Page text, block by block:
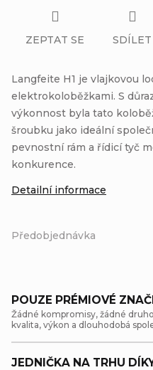
Předobjednávka
Langfeite H1 je vlajkovou
elektrokoloběžkami. S
výkonnost byla tato
šroubku jako ideální
pevnostní rám a řídicí tyč
konkurence.
Detailní informace
ZEPTAT SE SDÍLET
POUZE PRÉMIOVÉ
Žádné kompromisy, žádné
kvalita, výkon a dlouhodobá
JEDNIČKA NA TRHU